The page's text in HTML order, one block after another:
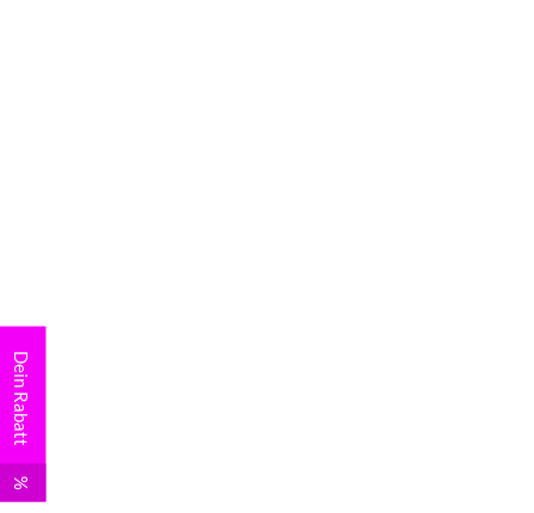
Dein Rabatt
%